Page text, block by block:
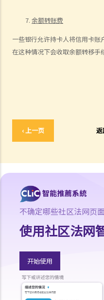
余额转账费
一些银行允许持卡人将信用卡
在这种情况下会收取余额转移手
‹ 上一页
F. 退款保障
财务中介
1. 什么是收数公司？
2. 非法收债活动
不确定哪些社区法网页
使用社区法网
开始使用